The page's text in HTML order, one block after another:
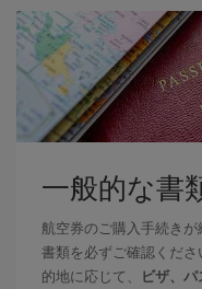
一般的な書
航空券のご購入手続き
書類を必ずご確認くだ
的地に応じて、
ビザ、